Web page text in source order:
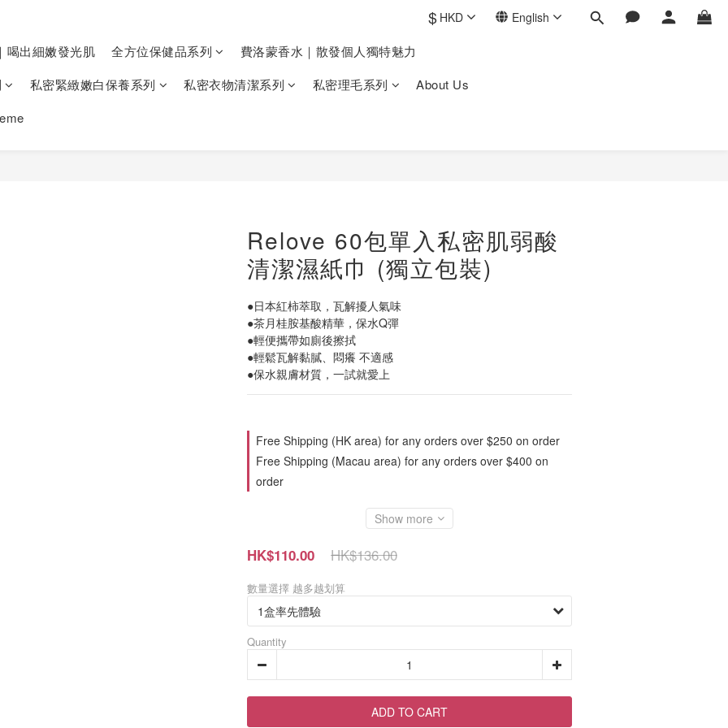
$ HKD English
喝出細嫩發光肌 全方位保健品系列
費洛蒙香水｜散發個人獨特魅力
私密緊緻嫩白保養系列 私密衣物清潔系列 私密理毛系列
About Us
Relove 60包單入私密肌弱酸
清潔濕紙巾 (獨立包裝)
●日本紅柿萃取，瓦解擾人氣味
●茶月桂胺基酸精華，保水Q彈
●輕便攜帶如廁後擦拭
●輕鬆瓦解黏膩、悶癢 不適感
●保水親膚材質，一試就愛上
Free Shipping (HK area) for any orders over $250 on order
Free Shipping (Macau area) for any orders over $400 on
order
Show more
HK$136.00
HK$110.00
數量選擇 越多越划算
Quantity
ADD TO CART